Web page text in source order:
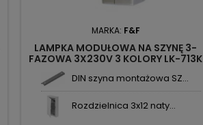
MARKA: F&F
LAMPKA MODUŁOWA NA SZYNĘ 3-
FAZOWA 3X230V 3 KOLORY LK-713K
DIN szyna montażowa SZ...
Rozdzielnica 3x12 naty...